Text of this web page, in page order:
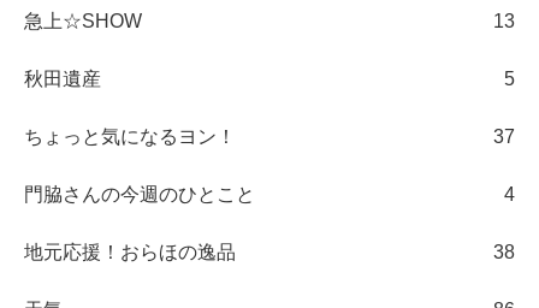
急上☆SHOW 13
秋田遺産 5
ちょっと気になるヨン！ 37
門脇さんの今週のひとこと 4
地元応援！おらほの逸品 38